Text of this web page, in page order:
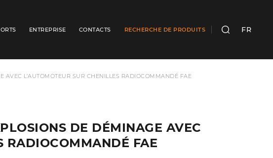
ENTREPRISE CONTACTS RECHERCHE DE PRODUITS RECHERCHER
FR
L’AUTOMOTEUR SUR CHENILLES RADIOCOMMANDÉ FAE
DE DÉMINAGE AVEC
RADIOCOMMANDÉ FAE